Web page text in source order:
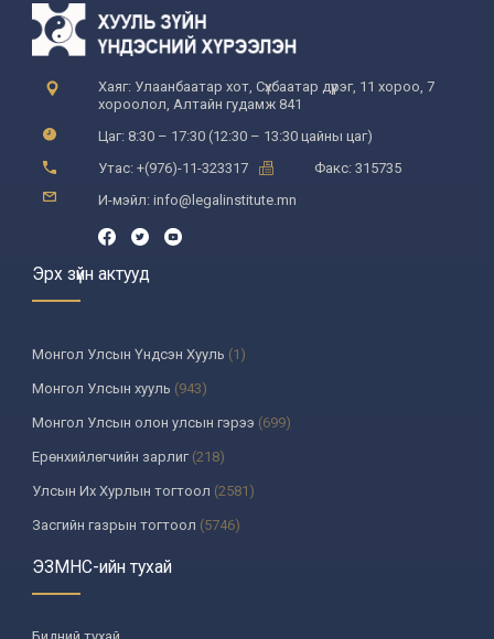
Хаяг: Улаанбаатар хот, Сүхбаатар дүүрэг, 11 хороо, 7
хороолол, Алтайн гудамж 841
Цаг: 8:30 – 17:30 (12:30 – 13:30 цайны цаг)
Утас: +(976)-11-323317
Факс: 315735
И-мэйл: info@legalinstitute.mn
Эрх зүйн актууд
Монгол Улсын Үндсэн Хууль (1)
Монгол Улсын хууль (943)
Монгол Улсын олон улсын гэрээ (699)
Ерөнхийлөгчийн зарлиг(218)
Улсын Их Хурлын тогтоол (2581)
Засгийн газрын тогтоол (5746)
Үндсэн хуулийн цэцийн шийдвэр
Улсын дээд шүүхийн тогтоол
УИХ-аас томилогддог байгууллагын дарга, түүнтэй адилтгах албан
ЭЗМНС-ийн тухай